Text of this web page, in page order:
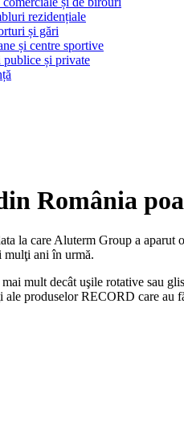
rezidențiale
și gări
și centre sportive
publice și private
România
la care Aluterm Group a
mulţi ani în urmă.
mult decât uşile rotative sau
ale produselor RECORD care au